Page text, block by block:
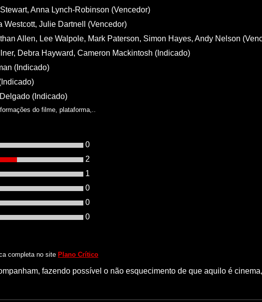
Anna Lynch-Robinson (Vencedor)
Westcott, Julie Dartnell (Vencedor)
Allen, Lee Walpole, Mark Paterson, Simon Hayes, Andy Nelson
Debra Hayward, Cameron Mackintosh (Indicado)
(Indicado)
(Indicado)
do filme, plataforma,..
0
2
1
0
0
0
completa no site Plano Crítico
fazendo possível o não esquecimento de que aquilo é